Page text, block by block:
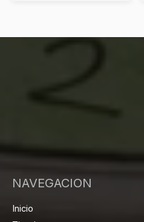
NAVEGACION
Inicio